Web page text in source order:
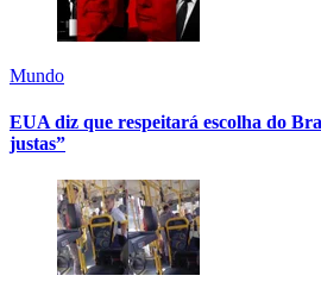
Mundo
EUA diz que respeitará escolha do
justas”